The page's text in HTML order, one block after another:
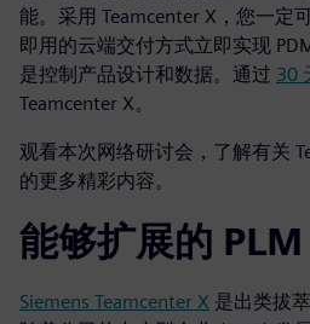
能。采用 Teamcenter X，您一定
即用的云端交付方式立即实现
是控制产品设计和数据。通过 30
Teamcenter X。
观看本次网络研讨会，了解有关
的更多精彩内容。
能够扩展的 PLM
Siemens Teamcenter X 是出类拔